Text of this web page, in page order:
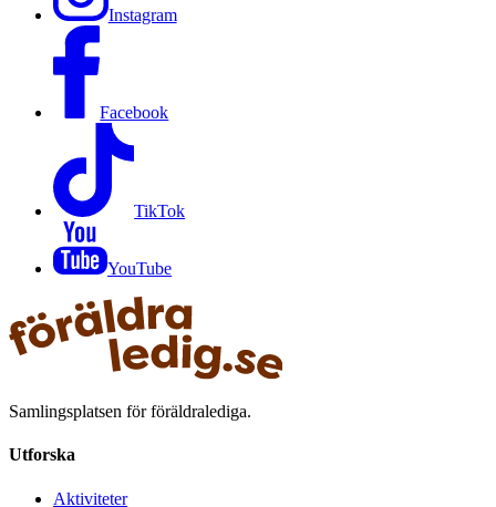
Instagram
Facebook
TikTok
YouTube
Samlingsplatsen för föräldralediga.
Utforska
Aktiviteter